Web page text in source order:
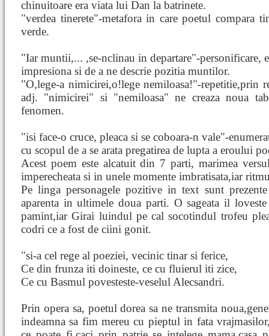
chinuitoare era viata lui Dan la batrinete.
"verdea tinerete"-metafora in care poetul compara
verde.
"Iar muntii,... ,se-nclinau in departare"-personificare,
impresiona si de a ne descrie pozitia muntilor.
"O,lege-a nimicirei,o!lege nemiloasa!"-repetitie,prin
adj. "nimicirei" si "nemiloasa" ne creaza noua
fenomen.
"isi face-o cruce, pleaca si se coboara-n vale"-
cu scopul de a se arata pregatirea de lupta a eroului
Acest poem este alcatuit din 7 parti, marimea
imperecheata si in unele momente imbratisata,iar
Pe linga personagele pozitive in text sunt
aparenta in ultimele doua parti. O sageata il
pamint,iar Girai luindul pe cal socotindul trofeu
codri ce a fost de ciini gonit.
"si-a cel rege al poeziei, vecinic tinar si ferice,
Ce din frunza iti doineste, ce cu fluierul iti zice,
Ce cu Basmul povesteste-veselul Alecsandri.
Prin opera sa, poetul dorea sa ne transmita
indeamna sa fim mereu cu pieptul in fata